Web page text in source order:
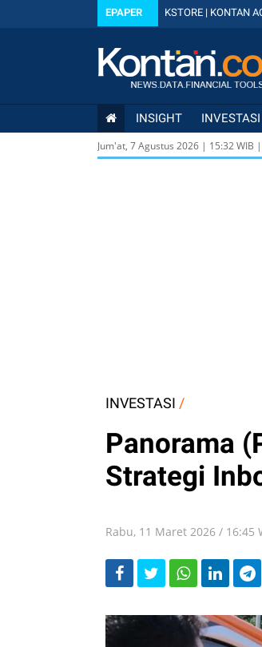
EPAPER KSTORE | KONTAN
INSIGHT INVESTASI
Jum'at, 7 Agustus 2026 | 15:32WIB |
INVESTASI /
Panorama
Strategi
Rabu, 11 Maret 2026 / 16:45